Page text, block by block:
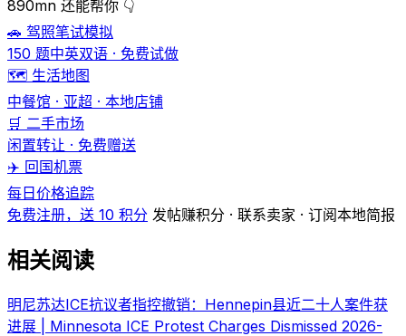
890mn 还能帮你 👇
🚗 驾照笔试模拟
150 题中英双语 · 免费试做
🗺️ 生活地图
中餐馆 · 亚超 · 本地店铺
🛒 二手市场
闲置转让 · 免费赠送
✈️ 回国机票
每日价格追踪
免费注册，送 10 积分 发帖赚积分 · 联系卖家 · 订阅本地简报
相关阅读
明尼苏达ICE抗议者指控撤销：Hennepin县近二十人案件获
进展 | Minnesota ICE Protest Charges Dismissed 2026-